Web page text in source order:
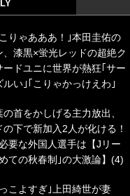
こりゃあああ！｣本田圭佑の
、漆黒×蛍光レッドの超絶ク
ードユニに世界が熱狂｢サー
ルい｣｢こりゃかっけえわ｣
首をかしげる主力放出、
下で新加入2人が化ける！
要な外国人選手は【Jリー
ての秋春制｣の大激論】(4)
こよすぎ｣上田綺世が妻